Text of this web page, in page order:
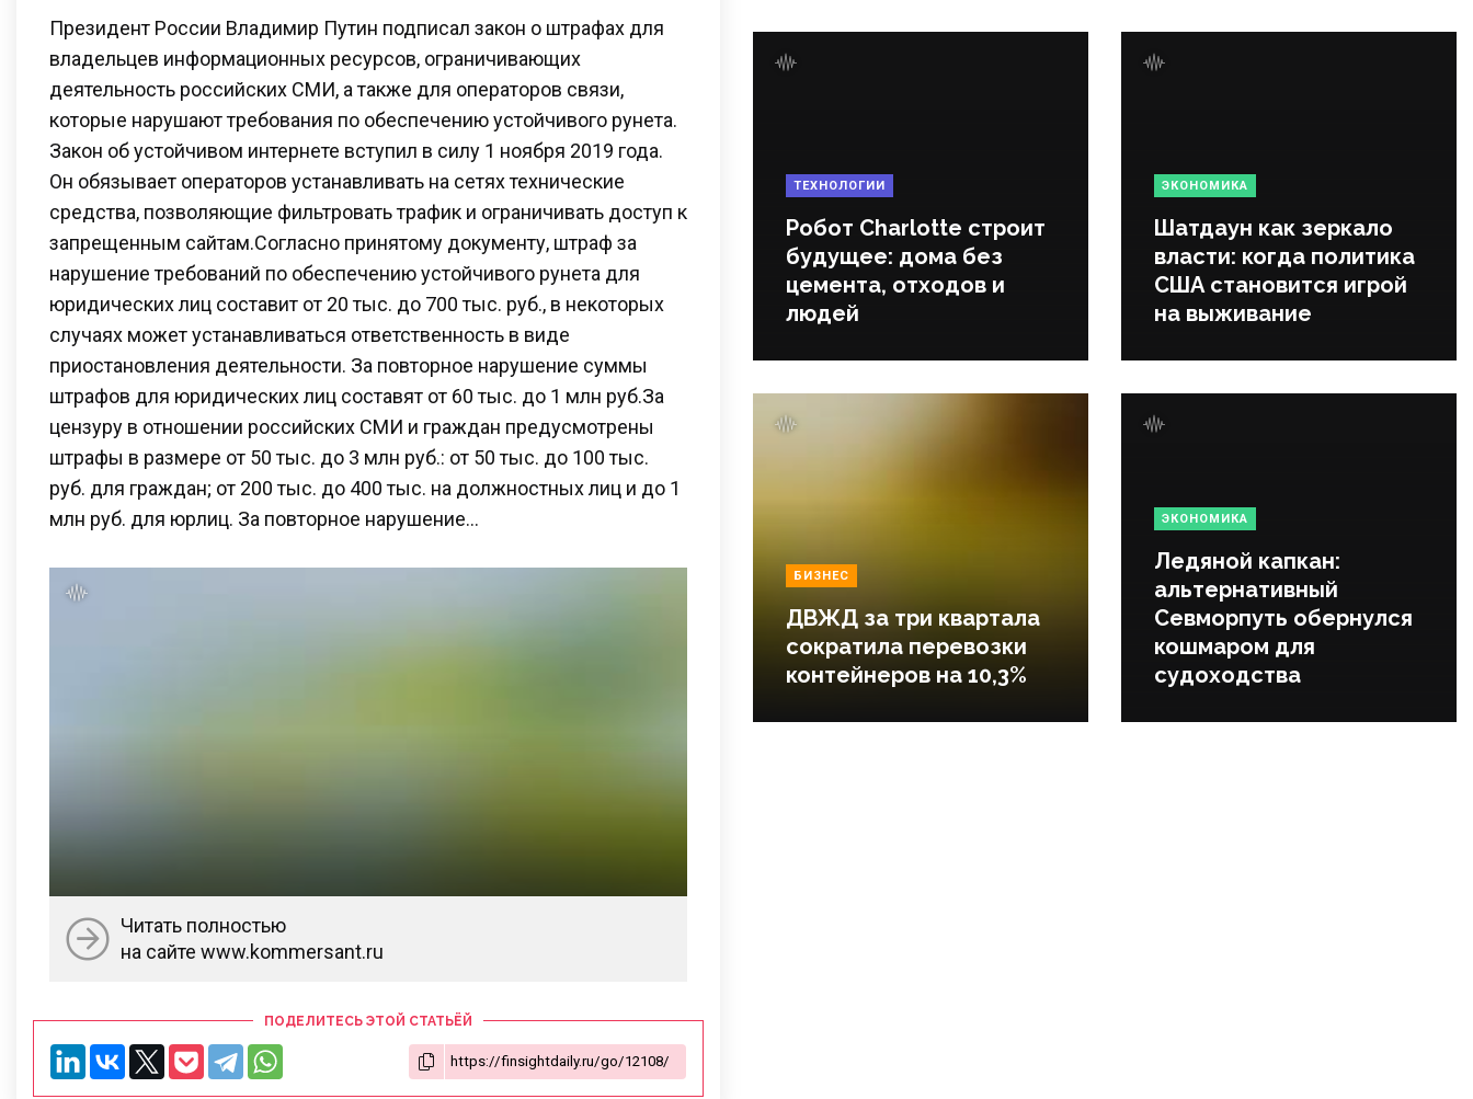
Президент России Владимир Путин подписал закон о штрафах для
владельцев информационных ресурсов, ограничивающих
деятельность российских СМИ, а также для операторов связи,
которые нарушают требования по обеспечению устойчивого рунета.
Закон об устойчивом интернете вступил в силу 1 ноября 2019 года.
Он обязывает операторов устанавливать на сетях технические
средства, позволяющие фильтровать трафик и ограничивать доступ к
запрещенным сайтам.Согласно принятому документу, штраф за
нарушение требований по обеспечению устойчивого рунета для
юридических лиц составит от 20 тыс. до 700 тыс. руб., в некоторых
случаях может устанавливаться ответственность в виде
приостановления деятельности. За повторное нарушение суммы
штрафов для юридических лиц составят от 60 тыс. до 1 млн руб.За
цензуру в отношении российских СМИ и граждан предусмотрены
штрафы в размере от 50 тыс. до 3 млн руб.: от 50 тыс. до 100 тыс.
руб. для граждан; от 200 тыс. до 400 тыс. на должностных лиц и до 1
млн руб. для юрлиц. За повторное нарушение…
Читать полностью
на сайте www.kommersant.ru
ПОДЕЛИТЕСЬ ЭТОЙ СТАТЬЁЙ
ТЕХНОЛОГИИ
Робот Charlotte строит
будущее: дома без
цемента, отходов и
людей
ЭКОНОМИКА
Шатдаун как зеркало
власти: когда политика
США становится игрой
на выживание
БИЗНЕС
ДВЖД за три квартала
сократила перевозки
контейнеров на 10,3%
ЭКОНОМИКА
Ледяной капкан:
альтернативный
Севморпуть обернулся
кошмаром для
судоходства